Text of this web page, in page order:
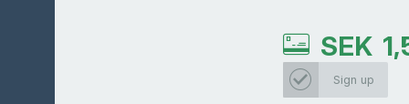
SEK
Sign up